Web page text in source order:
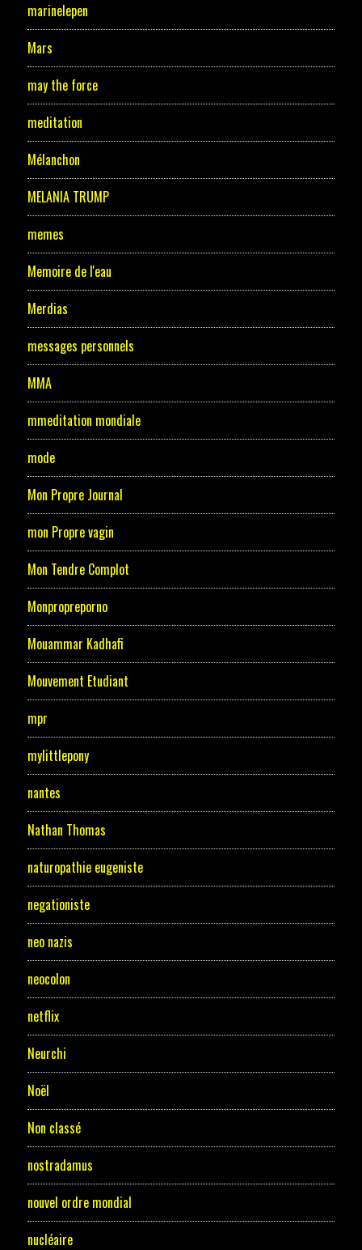
marinelepen
Mars
may the force
meditation
Mélanchon
MELANIA TRUMP
memes
Memoire de l'eau
Merdias
messages personnels
MMA
mmeditation mondiale
mode
Mon Propre Journal
mon Propre vagin
Mon Tendre Complot
Monpropreporno
Mouammar Kadhafi
Mouvement Etudiant
mpr
mylittlepony
nantes
Nathan Thomas
naturopathie eugeniste
negationiste
neo nazis
neocolon
netflix
Neurchi
Noël
Non classé
nostradamus
nouvel ordre mondial
nucléaire